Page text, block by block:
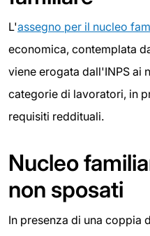
L'assegno per il nucleo
economica, contemplata
viene erogata dall'INPS ai
categorie di lavoratori, in
requisiti reddituali.
Nucleo
non sposati
In presenza di una coppia